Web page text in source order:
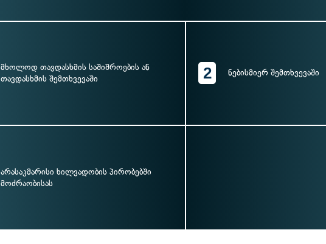
მხოლოდ თავდასხმის საშიშროების ან
თავდასხმის შემთხვევაში
2 ნებისმიერ შემთხვევაში
არასაკმარისი ხილვადობის პირობებში
მოძრაობისას